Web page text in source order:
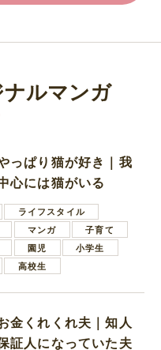
ルマンガ
っぱり猫が好き｜我
心には猫がいる
ライフスタイル
マンガ
子育て
園児
小学生
高校生
金くれくれ夫｜知人
証人になっていた夫